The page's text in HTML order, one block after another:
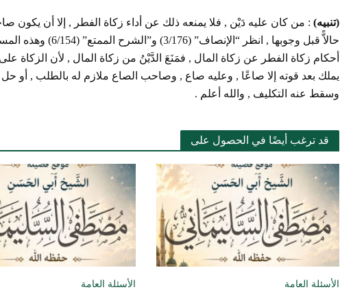
(تنبيه): من كان عليه دَيْن , فلا يمنعه ذلك عن أداء زكاة الفطر , إلا أن يكون
حالاًّ قبل وجوبها , انظر
أحكام زكاة الفطر عن زكاة المال , فمَنَعَ الدَّيْنُ من زكاة المال , لأن الزكاة على
يملك بعد قوته إلا صاعًا , وعليه صاع , وصاحب الصاع ملازم له بالطلب , أو
وسقط عنه التكليف , والله أعلم .
قد ترغب أيضًا في الحصول على
الأسئلة العامة الأسئلة العامة